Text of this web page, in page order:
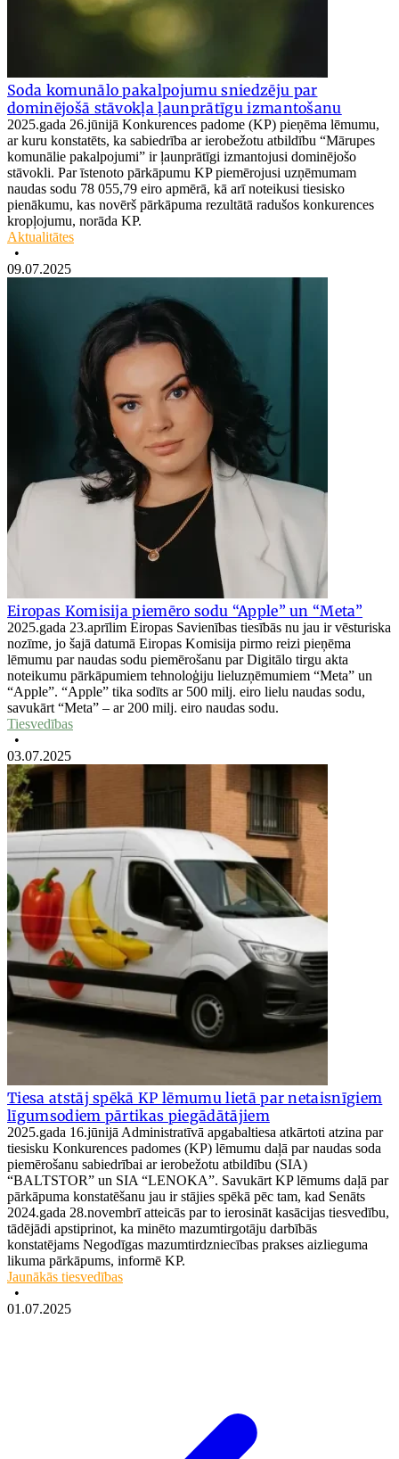
Soda komunālo pakalpojumu sniedzēju par
dominējošā stāvokļa ļaunprātīgu izmantošanu
2025.gada 26.jūnijā Konkurences padome (KP) pieņēma lēmumu,
ar kuru konstatēts, ka sabiedrība ar ierobežotu atbildību “Mārupes
komunālie pakalpojumi” ir ļaunprātīgi izmantojusi dominējošo
stāvokli. Par īstenoto pārkāpumu KP piemērojusi uzņēmumam
naudas sodu 78 055,79 eiro apmērā, kā arī noteikusi tiesisko
pienākumu, kas novērš pārkāpuma rezultātā radušos konkurences
kropļojumu, norāda KP.
Aktualitātes
•
09.07.2025
Eiropas Komisija piemēro sodu “Apple” un “Meta”
2025.gada 23.aprīlim Eiropas Savienības tiesībās nu jau ir vēsturiska
nozīme, jo šajā datumā Eiropas Komisija pirmo reizi pieņēma
lēmumu par naudas sodu piemērošanu par Digitālo tirgu akta
noteikumu pārkāpumiem tehnoloģiju lieluzņēmumiem “Meta” un
“Apple”. “Apple” tika sodīts ar 500 milj. eiro lielu naudas sodu,
savukārt “Meta” – ar 200 milj. eiro naudas sodu.
Tiesvedības
•
03.07.2025
Tiesa atstāj spēkā KP lēmumu lietā par netaisnīgiem
līgumsodiem pārtikas piegādātājiem
2025.gada 16.jūnijā Administratīvā apgabaltiesa atkārtoti atzina par
tiesisku Konkurences padomes (KP) lēmumu daļā par naudas soda
piemērošanu sabiedrībai ar ierobežotu atbildību (SIA)
“BALTSTOR” un SIA “LENOKA”. Savukārt KP lēmums daļā par
pārkāpuma konstatēšanu jau ir stājies spēkā pēc tam, kad Senāts
2024.gada 28.novembrī atteicās par to ierosināt kasācijas tiesvedību,
tādējādi apstiprinot, ka minēto mazumtirgotāju darbībās
konstatējams Negodīgas mazumtirdzniecības prakses aizlieguma
likuma pārkāpums, informē KP.
Jaunākās tiesvedības
•
01.07.2025